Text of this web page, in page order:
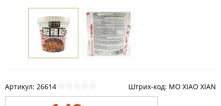
Штрих-код: MO XIAO XIAN
Артикул: 26614